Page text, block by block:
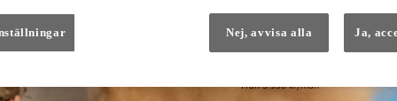
Från 3 958 kr/mån
Nej, avvisa alla Ja,